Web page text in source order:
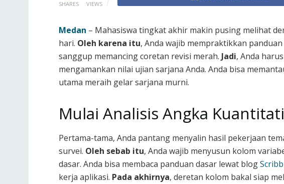
SHARES VIEWS
Medan – Mahasiswa tingkat akhir makin pusing melihat
hari. Oleh karena itu, Anda wajib mempraktikkan panduan
sanggup memancing coretan revisi merah. Jadi, Anda
mengamankan nilai ujian sarjana Anda. Anda bisa
utama meraih gelar sarjana murni.
Mulai Analisis Angka
Pertama-tama, Anda pantang menyalin hasil pekerjaan
survei. Oleh sebab itu, Anda wajib menyusun kolom
dasar. Anda bisa membaca panduan dasar lewat blog
kerja aplikasi. Pada akhirnya, deretan kolom bakal siap